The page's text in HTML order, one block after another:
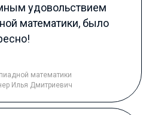
удовольствием
математики, было
математики
Илья Дмитриевич